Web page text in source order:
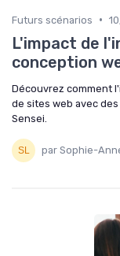
Futurs scénarios •
L'impact de
conception
Découvrez comment
de sites web avec
Sensei.
par Sophie-